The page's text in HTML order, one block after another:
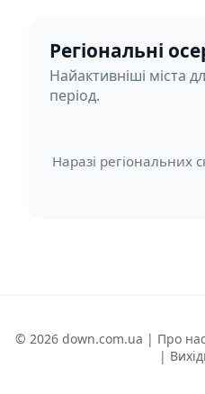
Регіональні
Найактивніші міста
період.
Наразі регіональних
© 2026 down.com.ua | Про нас
|